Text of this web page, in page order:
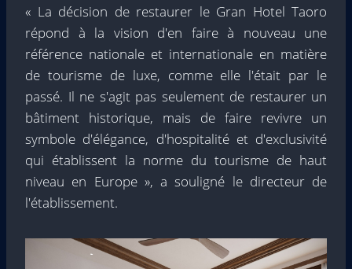
« La décision de restaurer le Gran Hotel Taoro
répond à la vision d'en faire à nouveau une
référence nationale et internationale en matière
de tourisme de luxe, comme elle l'était par le
passé. Il ne s'agit pas seulement de restaurer un
bâtiment historique, mais de faire revivre un
symbole d'élégance, d'hospitalité et d'exclusivité
qui établissent la norme du tourisme de haut
niveau en Europe », a souligné le directeur de
l'établissement.